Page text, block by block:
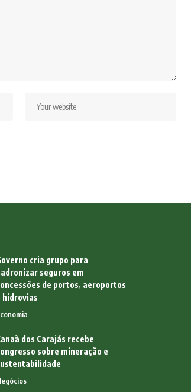
cria grupo para
seguros em
de portos, aeroportos
hidrovias
dos Carajás recebe
sobre mineração e